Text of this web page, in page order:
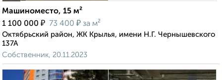
Машиноместо, 15 м²
1 100 000 ₽ 73 400 ₽ за м²
Октябрьский район, ЖК Крылья, имени Н.Г. Чернышевского
137А
Собственник, 20.11.2023